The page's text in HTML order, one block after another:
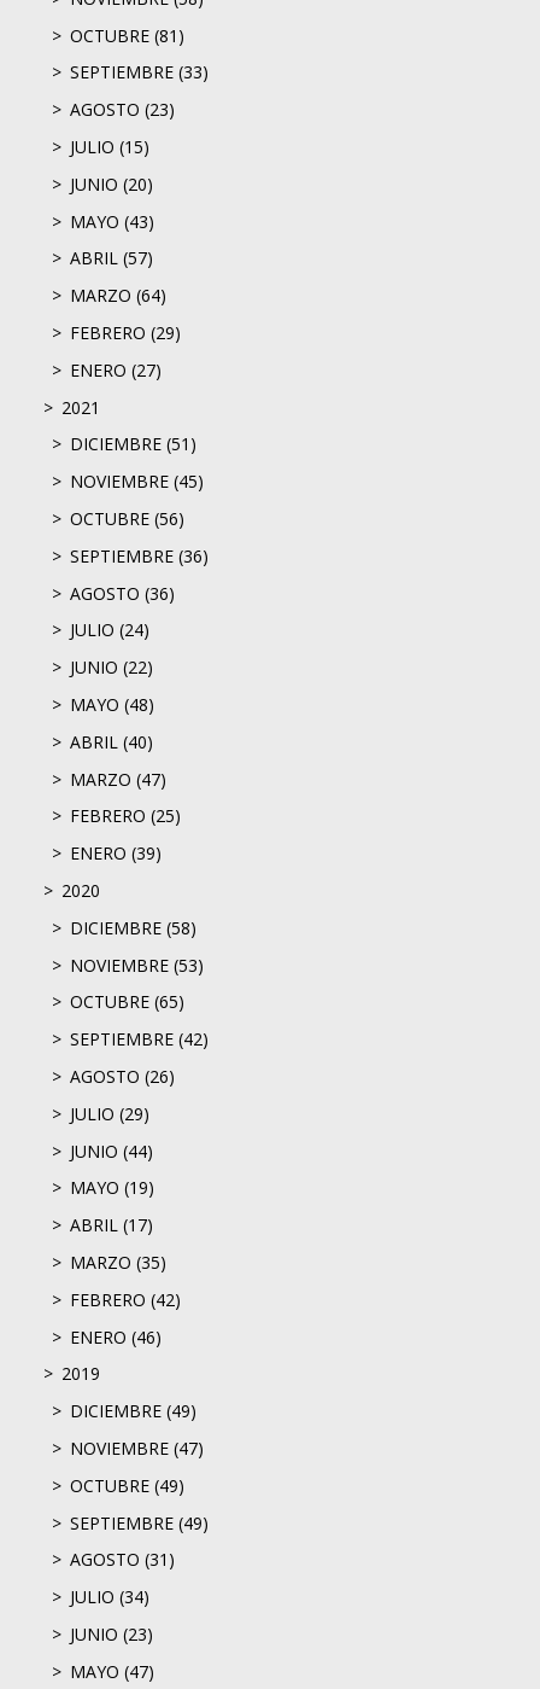
OCTUBRE (81)
SEPTIEMBRE (33)
AGOSTO (23)
JULIO (15)
JUNIO (20)
MAYO (43)
ABRIL (57)
MARZO (64)
FEBRERO (29)
ENERO (27)
2021
DICIEMBRE (51)
NOVIEMBRE (45)
OCTUBRE (56)
SEPTIEMBRE (36)
AGOSTO (36)
JULIO (24)
JUNIO (22)
MAYO (48)
ABRIL (40)
MARZO (47)
FEBRERO (25)
ENERO (39)
2020
DICIEMBRE (58)
NOVIEMBRE (53)
OCTUBRE (65)
SEPTIEMBRE (42)
AGOSTO (26)
JULIO (29)
JUNIO (44)
MAYO (19)
ABRIL (17)
MARZO (35)
FEBRERO (42)
ENERO (46)
2019
DICIEMBRE (49)
NOVIEMBRE (47)
OCTUBRE (49)
SEPTIEMBRE (49)
AGOSTO (31)
JULIO (34)
JUNIO (23)
MAYO (47)